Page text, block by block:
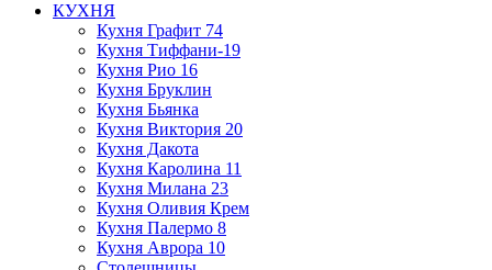
КУХНЯ
Кухня Графит 74
Кухня Тиффани-19
Кухня Рио 16
Кухня Бруклин
Кухня Бьянка
Кухня Виктория 20
Кухня Дакота
Кухня Каролина 11
Кухня Милана 23
Кухня Оливия Крем
Кухня Палермо 8
Кухня Аврора 10